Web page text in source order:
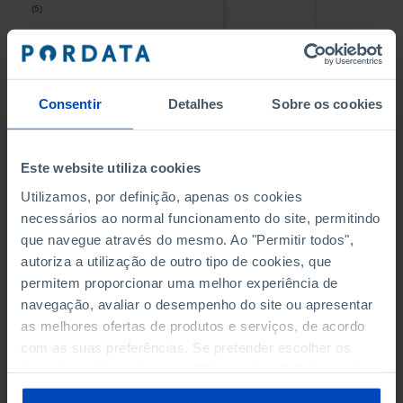
Consentir Detalhes Sobre os cookies
Este website utiliza cookies
Utilizamos, por definição, apenas os cookies
necessários ao normal funcionamento do site, permitindo
que navegue através do mesmo. Ao "Permitir todos",
autoriza a utilização de outro tipo de cookies, que
permitem proporcionar uma melhor experiência de
navegação, avaliar o desempenho do site ou apresentar
as melhores ofertas de produtos e serviços, de acordo
com as suas preferências. Se pretender escolher os
sobre cookies através da gestão de preferências ou da
(5)
(5)
PESSOAL AO SERVIÇO NAS
PESSOAL AO SERVIÇO NAS
DO MUNICÍPIO (%)
Empresas não financeiras
DO MUNICÍPIO (%)
Empresas não financeiras
VOLUME DE NEGÓCIOS DAS
QUATRO MAIORES EMPRESAS
DO MUNICÍPIO (%)
VOLUME DE NEGÓCIOS DAS
QUATRO MAIORES EMPRESAS
DO MUNICÍPIO (%)
-
BANCOS, CAIXAS ECONÓMICAS
BANCOS, CAIXAS ECONÓMICAS
CAIXAS DE CRÉDITO AGRÍCOLA
CAIXAS DE CRÉDITO AGRÍCOLA